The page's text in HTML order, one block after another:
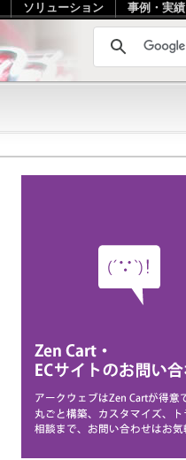
ソリューション 事例・実績